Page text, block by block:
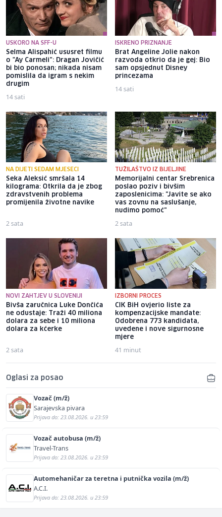
USKORO NA SFF-U
Selma Alispahić ususret filmu
o "Ay Carmeli": Dragan Jovičić
bi bio ponosan; nikada nisam
pomislila da igram s nekim
drugim
14 sati
ISKRENO PRIZNANJE
Brat Angeline Jolie nakon
razvoda otkrio da je gej: Bio
sam opsjednut Disney
princezama
14 sati
NA DIJETI SEDAM MJESECI
Seka Aleksić smršala 14
kilograma: Otkrila da je zbog
zdravstvenih problema
promijenila životne navike
2 sata
TUŽILAŠTVO IZ BIJELJINE
Memorijalni centar Srebrenica
poslao poziv i bivšim
zaposlenicima: "Javite se ako
vas zovnu na saslušanje,
nudimo pomoć"
2 sata
NOVI ZAHTJEV U SLOVENIJI
Bivša zaručnica Luke Dončića
ne odustaje: Traži 40 miliona
dolara za sebe i 10 miliona
dolara za kćerke
2 sata
IZBORNI PROCES
CIK BiH ovjerio liste za
kompenzacijske mandate:
Odobrena 773 kandidata,
uvedene i nove sigurnosne
mjere
41 minut
Oglasi za posao
Vozač (m/ž)
Sarajevska pivara
Prijava do: 23.08.2026. u 23:59
Vozač autobusa (m/ž)
Travel-Trans
Prijava do: 23.08.2026. u 23:59
Automehaničar za teretna i putnička vozila (m/ž)
A.C.I.
Prijava do: 23.08.2026. u 23:59